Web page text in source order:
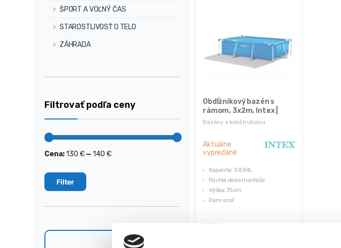
Bazény s konštrukciou
Obdĺžnikový bazén s
rámom, 3x2m, Intex |
28272NP
Aktuálne
vypredané
Kapacita: 3 834L
Rýchla doba montáže
Výška: 75cm
Rám: oceľ
210,00
ŠPORT A VOĽNÝ ČAS
STAROSTLIVOSŤ O TELO
ZÁHRADA
Filtrovať podľa ceny
Minimálna
Maximálna
Filter
Cena:130 €—140 €